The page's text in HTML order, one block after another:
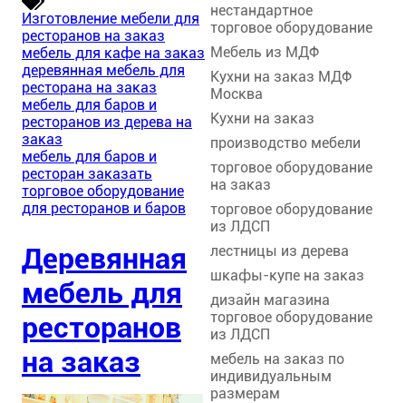
Изготовление мебели для
ресторанов на заказ
мебель для кафе на заказ
деревянная мебель для
ресторана на заказ
мебель для баров и
ресторанов из дерева на
заказ
мебель для баров и
ресторан заказать
торговое оборудование
для ресторанов и баров
Деревянная
мебель для
ресторанов
на заказ
нестандартное
торговое оборудование
Мебель из МДФ
Кухни на заказ МДФ
Москва
Кухни на заказ
производство мебели
торговое оборудование
на заказ
торговое оборудование
из ЛДСП
лестницы из дерева
шкафы-купе на заказ
дизайн магазина
торговое оборудование
из ЛДСП
мебель на заказ по
индивидуальным
размерам